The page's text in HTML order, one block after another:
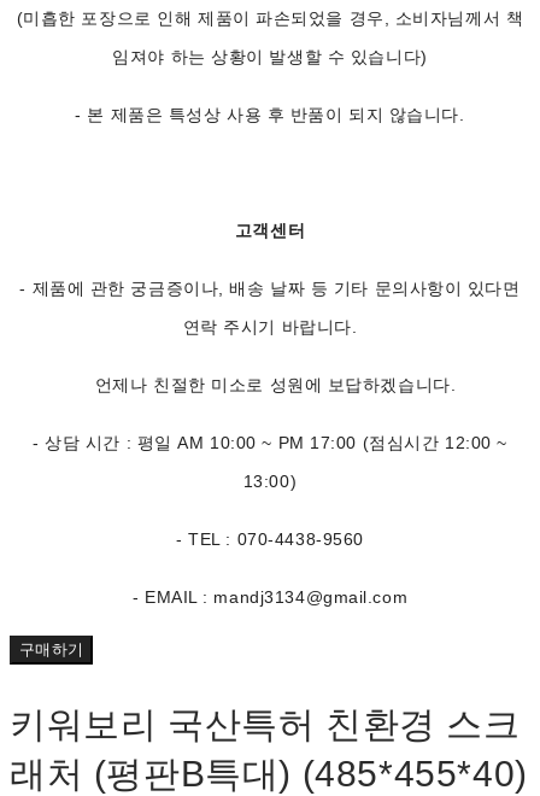
(미흡한 포장으로 인해 제품이 파손되었을 경우, 소비자님께서 책
임져야 하는 상황이 발생할 수 있습니다)
- 본 제품은 특성상 사용 후 반품이 되지 않습니다.
고객센터
- 제품에 관한 궁금증이나, 배송 날짜 등 기타 문의사항이 있다면
연락 주시기 바랍니다.
언제나 친절한 미소로 성원에 보답하겠습니다.
- 상담 시간 : 평일 AM 10:00 ~ PM 17:00 (점심시간 12:00 ~
13:00)
- TEL : 070-4438-9560
- EMAIL : mandj3134@gmail.com
구매하기
키워보리 국산특허 친환경 스크
래처 (평판B특대) (485*455*40)